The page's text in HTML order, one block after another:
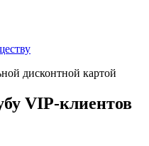
дисконтной картой
VIP-клиентов